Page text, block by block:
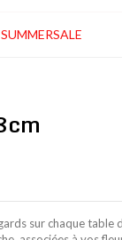
sur chaque table